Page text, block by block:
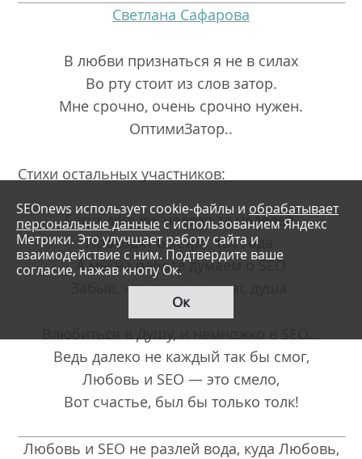
Светлана Сафарова
В любви признаться я не в силах
Во рту стоит из слов затор.
Мне срочно, очень срочно нужен.
ОптимиЗатор..
Стихи остальных участников:
Бегут деньки, неделя за неделей,
Проходят быстро, так года.
А мы на работе думаем о SEO
Забыв, что главное у нас душа.
Ведь далеко не каждый так бы смог,
Любовь и SEO — это смело,
Вот счастье, был бы только толк!
Любовь и SEO не разлей вода, куда Любовь,
SEOnews использует cookie-файлы и обрабатывает
персональные данные с использованием Яндекс
Метрики. Это улучшает работу сайта и
взаимодействие с ним. Подтвердите ваше
согласие, нажав кнопу Ок.
Ок